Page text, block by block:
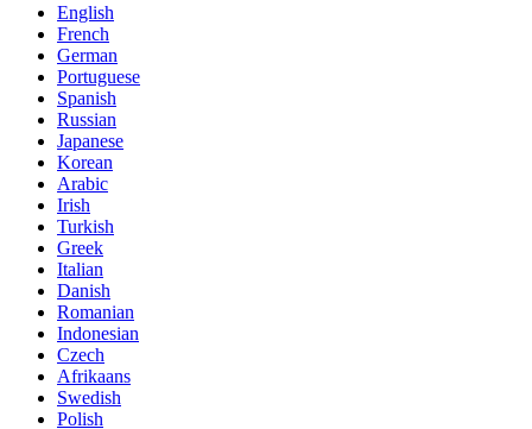
English
French
German
Portuguese
Spanish
Russian
Japanese
Korean
Arabic
Irish
Turkish
Greek
Italian
Danish
Romanian
Indonesian
Czech
Afrikaans
Swedish
Polish